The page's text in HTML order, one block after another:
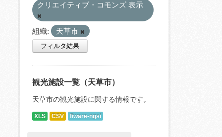
クリエイティブ・コモンズ 表示
組織: 天草市
フィルタ結果
観光施設一覧（天草市）
天草市の観光施設に関する情報です。
XLS CSV fiware-ngsi